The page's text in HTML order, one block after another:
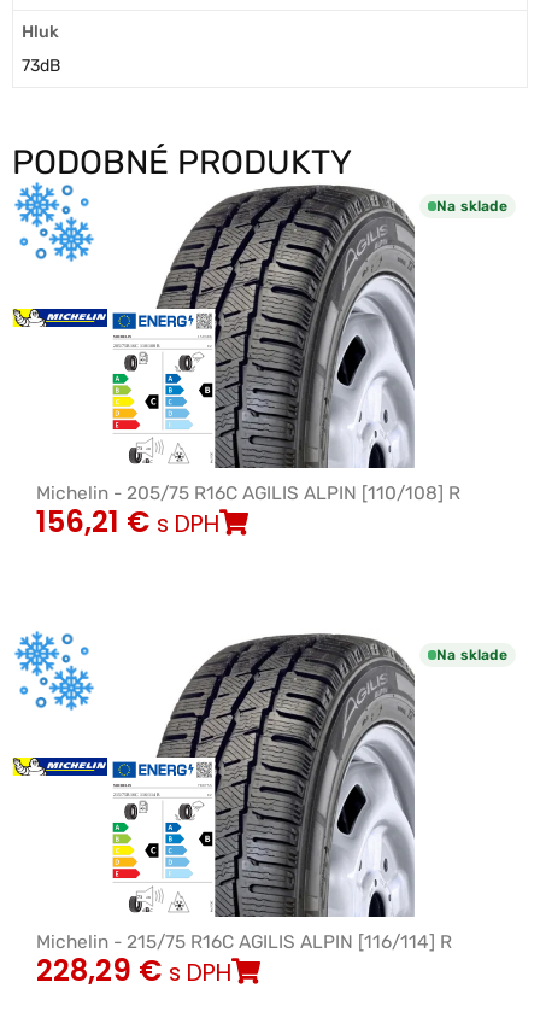
Hluk
73dB
PODOBNÉ PRODUKTY
Na sklade
Michelin - 205/75 R16C AGILIS ALPIN [110/108] R
156,21 € s DPH
Na sklade
Michelin - 215/75 R16C AGILIS ALPIN [116/114] R
228,29 € s DPH